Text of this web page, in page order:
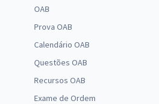
OAB
Prova OAB
Calendário OAB
Questões OAB
Recursos OAB
Exame de Ordem